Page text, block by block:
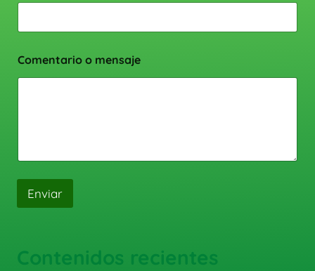
Comentario o mensaje
Enviar
Contenidos recientes